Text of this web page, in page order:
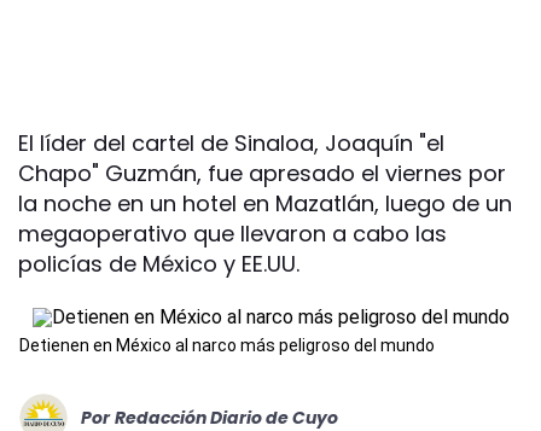
El líder del cartel de Sinaloa, Joaquín "el
Chapo" Guzmán, fue apresado el viernes por
la noche en un hotel en Mazatlán, luego de un
megaoperativo que llevaron a cabo las
policías de México y EE.UU.
Detienen en México al narco más peligroso del mundo
Por Redacción Diario de Cuyo